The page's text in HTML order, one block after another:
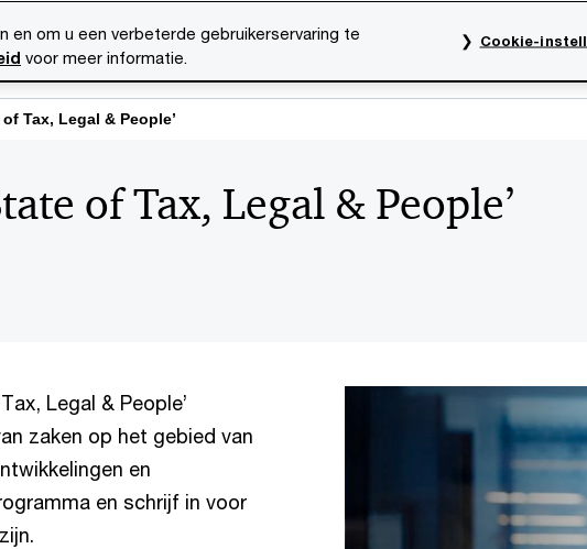
Marktsectoren
Tax, Legal & People’
of Tax, Legal & People’
Legal & People’
zaken op het gebied van
en
en schrijf in voor
en om u een verbeterde gebruikerservaring te
voor meer informatie.
Cookie-